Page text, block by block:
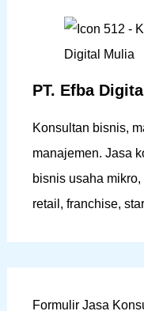
PT. Efba
Konsultan bisnis,
manajemen. Jasa
bisnis usaha
retail, franchise,
Formulir Jasa